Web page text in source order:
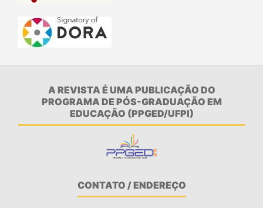
A REVISTA É UMA PUBLICAÇÃO DO
PROGRAMA DE PÓS-GRADUAÇÃO EM
EDUCAÇÃO (PPGED/UFPI)
CONTATO / ENDEREÇO